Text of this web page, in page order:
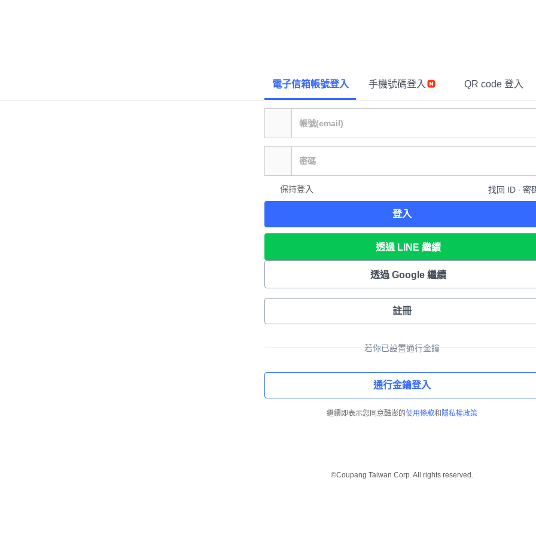
電子信箱帳號登入 手機號碼登入 QR code 登入
保持登入 找回 ID ∙ 密
登入
透過 LINE 繼續
透過 Google 繼續
註冊
若你已設置通行金鑰
通行金鑰登入
繼續即表示您同意酷澎的使用條款和 隱私權政策
©Coupang Taiwan Corp. All rights reserved.